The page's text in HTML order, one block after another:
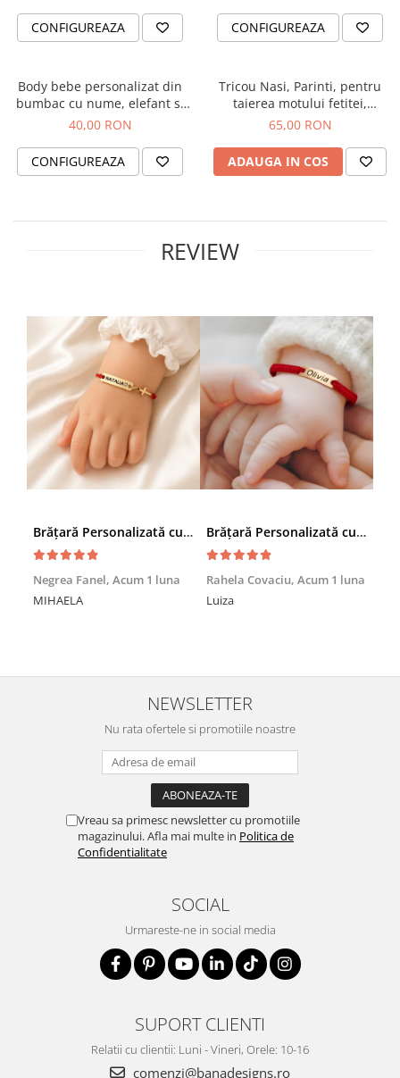
CONFIGUREAZA CONFIGUREAZA
Body bebe personalizat din
bumbac cu nume, elefant si
Primul meu Craciun
40,00 RON
CONFIGUREAZA
Tricou Nasi, Parinti, pentru
taierea motului fetitei,
personalizat cu coronita si
65,00 RON
ADAUGA IN COS
REVIEW
Brățară Personalizată cu Nume și Cruciuță – Inox Aur IP
Negrea Fanel, Acum 1 luna
MIHAELA
Brățară Personalizată cu Nume, Inox Auriu Waterproof, pentru copii
Rahela Covaciu, Acum 1 luna
Luiza
NEWSLETTER
Nu rata ofertele si promotiile noastre
Vreau sa primesc newsletter cu promotiile
magazinului. Afla mai multe in Politica de
Confidentialitate
SOCIAL
Urmareste-ne in social media
SUPORT CLIENTI
Relatii cu clientii: Luni - Vineri, Orele: 10-16
comenzi@banadesigns.ro